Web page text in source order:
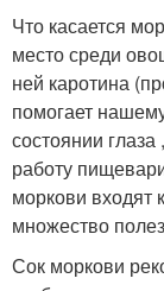
Что касается
место среди
ней каротина
помогает
состоянии
работу
моркови
множество
Сок моркови